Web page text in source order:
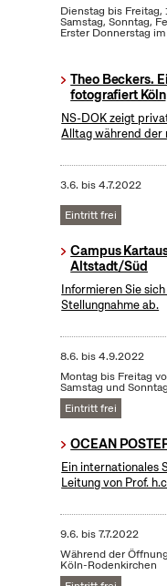
Dienstag bis Freitag,
Samstag, Sonntag,
Erster Donnerstag
Theo Beckers.
fotografiert Köln
NS-DOK zeigt
Alltag während der
3.6. bis4.7.2022
Eintritt frei
Campus
Altstadt/Süd
Informieren Sie
Stellungnahme ab.
8.6. bis4.9.2022
Montag bis Freitag
Samstag und
Eintritt frei
OCEAN
Ein internationales
Leitung von Prof.
9.6. bis7.7.2022
Während der
Köln-Rodenkirchen